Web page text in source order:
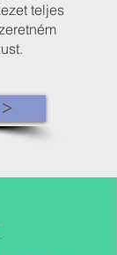
teljes